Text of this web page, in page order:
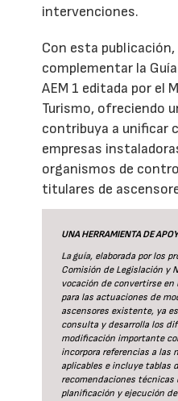
intervenciones.
Con esta publicación,
complementar la
AEM 1 editada por el
Turismo, ofreciendo
contribuya a unificar
empresas
organismos de
titulares de
UNA HERRAMIENTA DE
La guía, elaborada por los
Comisión de Legislación y
vocación de convertirse
para las actuaciones de
ascensores existente, ya
consulta y desarrolla los
modificación importante
incorpora referencias a las
aplicables e incluye tablas
recomendaciones
planificación y ejecución